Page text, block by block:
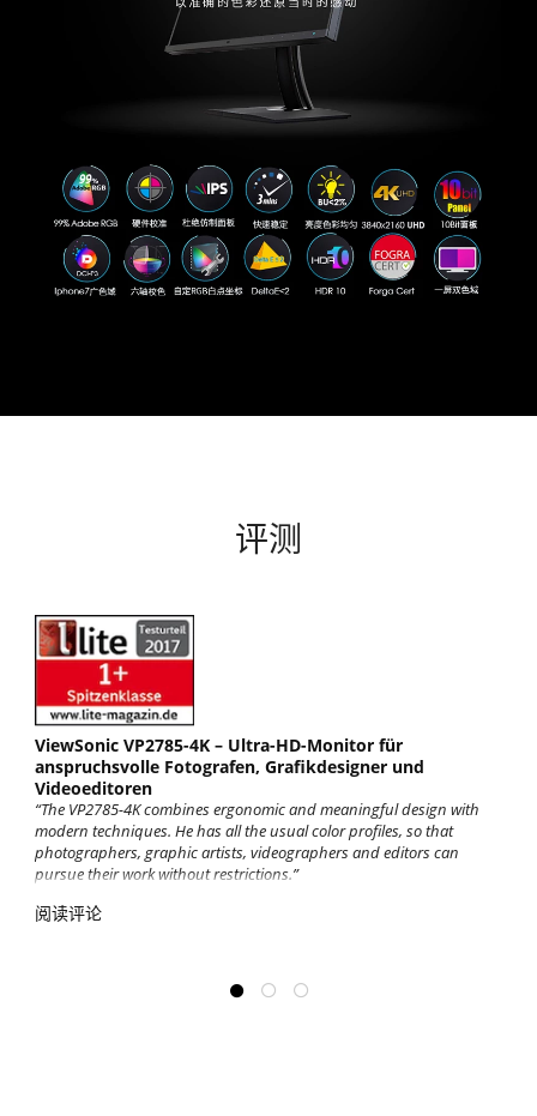
评测
ViewSonic VP2785-4K – Ultra-HD-Monitor für
anspruchsvolle Fotografen, Grafikdesigner und
Videoeditoren
“The VP2785-4K combines ergonomic and meaningful design with
modern techniques. He has all the usual color profiles, so that
photographers, graphic artists, videographers and editors can
pursue their work without restrictions.”
阅读评论